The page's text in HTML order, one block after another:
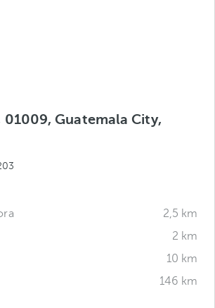
01009, Guatemala City,
2,5 km
2 km
10 km
146 km